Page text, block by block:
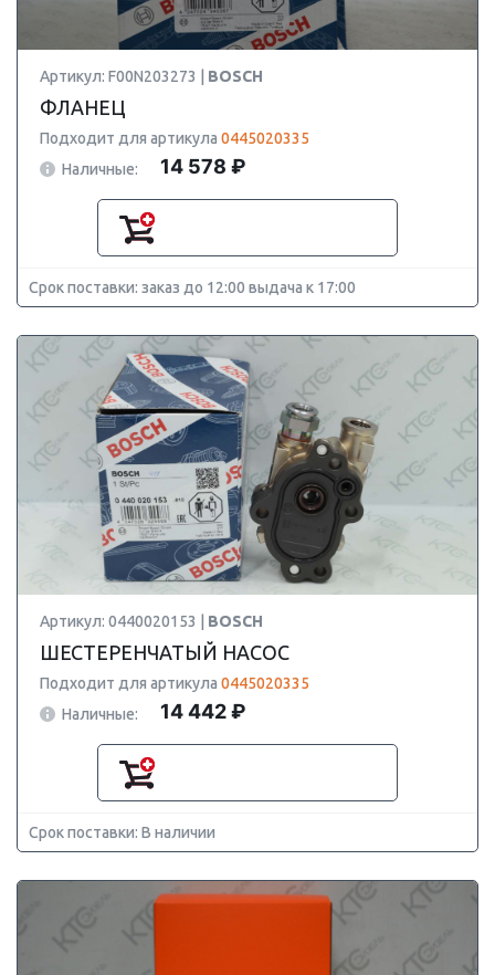
Артикул: F00N203273 | BOSCH
ФЛАНЕЦ
Подходит для артикула 0445020335
Наличные:
14 578 ₽
Срок поставки: заказ до 12:00 выдача к 17:00
Артикул: 0440020153 | BOSCH
ШЕСТЕРЕНЧАТЫЙ НАСОС
Подходит для артикула 0445020335
Наличные:
14 442 ₽
Срок поставки: В наличии